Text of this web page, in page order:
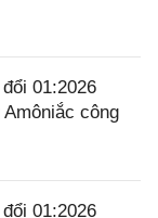
01:2026
công
01:2026